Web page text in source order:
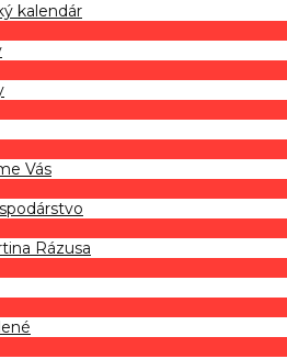
kalendár
Vás
Rázusa